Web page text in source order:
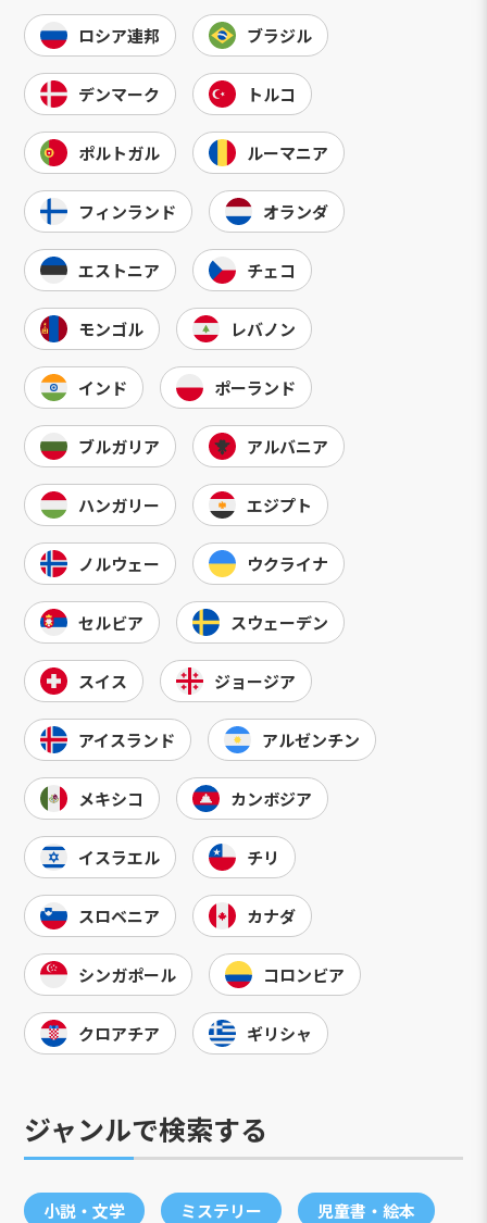
ロシア連邦 ブラジル
デンマーク トルコ
ポルトガル ルーマニア
フィンランド オランダ
エストニア チェコ
モンゴル レバノン
インド ポーランド
ブルガリア アルバニア
ハンガリー エジプト
ノルウェー ウクライナ
セルビア スウェーデン
スイス ジョージア
アイスランド アルゼンチン
メキシコ カンボジア
イスラエル チリ
スロベニア カナダ
シンガポール コロンビア
クロアチア ギリシャ
ジャンルで検索する
小説・文学 ミステリー 児童書・絵本